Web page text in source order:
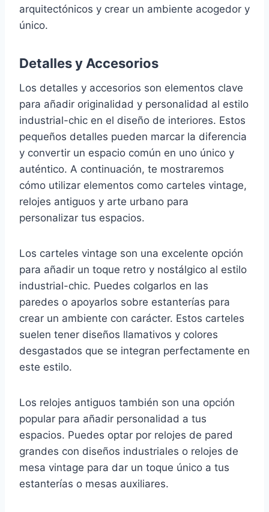
arquitectónicos y crear un ambiente acogedor y
único.
Detalles y Accesorios
Los detalles y accesorios son elementos clave
para añadir originalidad y personalidad al estilo
industrial-chic en el diseño de interiores. Estos
pequeños detalles pueden marcar la diferencia
y convertir un espacio común en uno único y
auténtico. A continuación, te mostraremos
cómo utilizar elementos como carteles vintage,
relojes antiguos y arte urbano para
personalizar tus espacios.
Los carteles vintage son una excelente opción
para añadir un toque retro y nostálgico al estilo
industrial-chic. Puedes colgarlos en las
paredes o apoyarlos sobre estanterías para
crear un ambiente con carácter. Estos carteles
suelen tener diseños llamativos y colores
desgastados que se integran perfectamente en
este estilo.
Los relojes antiguos también son una opción
popular para añadir personalidad a tus
espacios. Puedes optar por relojes de pared
grandes con diseños industriales o relojes de
mesa vintage para dar un toque único a tus
estanterías o mesas auxiliares.